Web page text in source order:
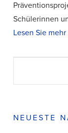
Schülerinnen
Lesen Sie
NEUESTE